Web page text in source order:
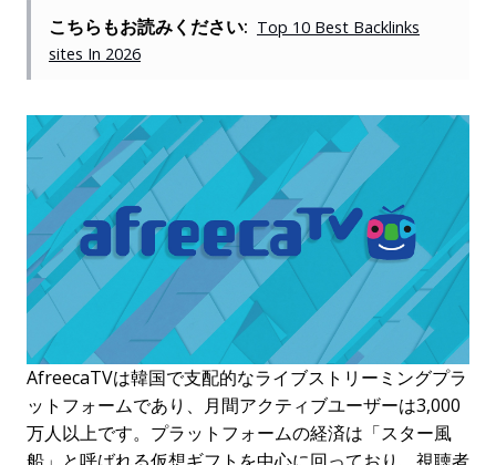
こちらもお読みください: Top 10 Best Backlinks
sites In 2026
AfreecaTVは韓国で支配的なライブストリーミングプラ
ットフォームであり、月間アクティブユーザーは3,000
万人以上です。プラットフォームの経済は「スター風